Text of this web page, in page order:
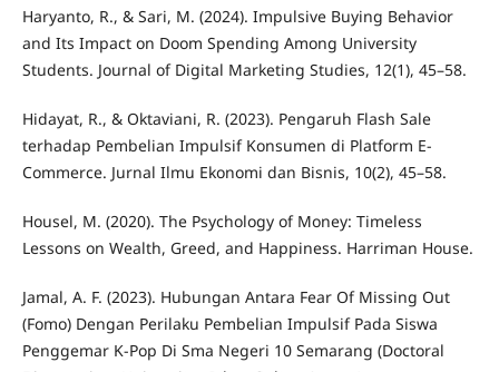
Haryanto, R., & Sari, M. (2024). Impulsive Buying Behavior
and Its Impact on Doom Spending Among University
Students. Journal of Digital Marketing Studies, 12(1), 45–58.
Hidayat, R., & Oktaviani, R. (2023). Pengaruh Flash Sale
terhadap Pembelian Impulsif Konsumen di Platform E-
Commerce. Jurnal Ilmu Ekonomi dan Bisnis, 10(2), 45–58.
Housel, M. (2020). The Psychology of Money: Timeless
Lessons on Wealth, Greed, and Happiness. Harriman House.
Jamal, A. F. (2023). Hubungan Antara Fear Of Missing Out
(Fomo) Dengan Perilaku Pembelian Impulsif Pada Siswa
Penggemar K-Pop Di Sma Negeri 10 Semarang (Doctoral